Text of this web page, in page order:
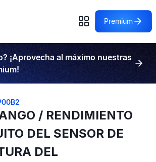
Premium
¡Aprovecha al máximo nuestras
/ RENDIMIENTO
DEL SENSOR DE
DEL